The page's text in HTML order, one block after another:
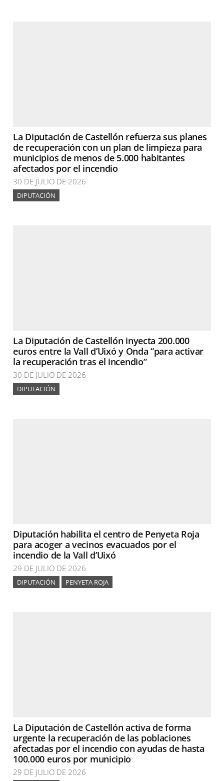
La Diputación de Castellón refuerza sus planes
de recuperación con un plan de limpieza para
municipios de menos de 5.000 habitantes
afectados por el incendio
30 DE JULIO DE 2026
DIPUTACIÓN
La Diputación de Castellón inyecta 200.000
euros entre la Vall d’Uixó y Onda “para activar
la recuperación tras el incendio”
30 DE JULIO DE 2026
DIPUTACIÓN
Diputación habilita el centro de Penyeta Roja
para acoger a vecinos evacuados por el
incendio de la Vall d’Uixó
29 DE JULIO DE 2026
DIPUTACIÓN PENYETA ROJA
La Diputación de Castellón activa de forma
urgente la recuperación de las poblaciones
afectadas por el incendio con ayudas de hasta
100.000 euros por municipio
29 DE JULIO DE 2026